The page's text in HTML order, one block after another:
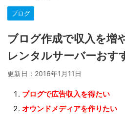
ブログ
ブログ作成で収入を増
レンタルサーバーおす
更新日： 2016年1月11日
ブログで広告収入を得たい
オウンドメディアを作りたい